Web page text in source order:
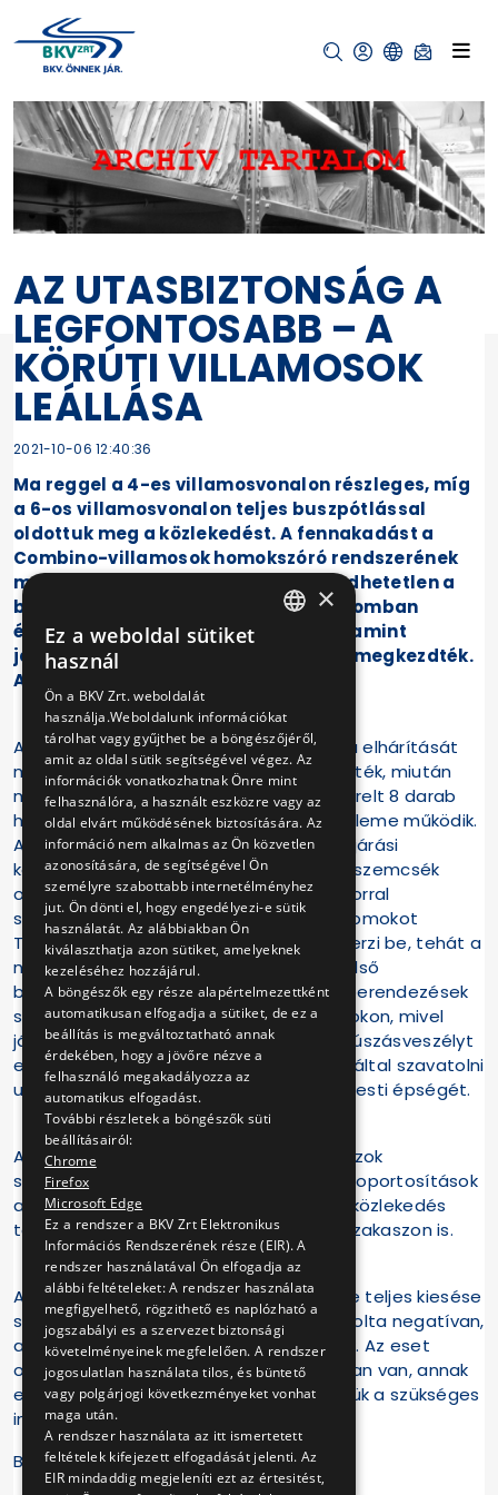
AZ UTASBIZTONSÁG A
LEGFONTOSABB – A
KÖRÚTI VILLAMOSOK
LEÁLLÁSA
2021-10-06 12:40:36
Ma reggel a 4-es villamosvonalon részleges, míg
a 6-os villamosvonalon teljes buszpótlással
oldottuk meg a közlekedést. A fennakadást a
Combino-villamosok homokszóró rendszerének
meghibásodása okozta, ami elengedhetetlen a
biztonságos közlekedéshez. A forgalomban
érintett járművek átvizsgálását, valamint
javításukat munkatársaink azonnal megkezdték.
A forgalom 12 órára helyreállt.
Az üzemképtelenség vizsgálatát, a hiba elhárítását
munkatársaink haladéktalanul megkezdték, miután
megállapították, hogy a járművekre szerelt 8 darab
homokszóró berendezés nem minden eleme működik.
A kiesést minden esetben a nedves időjárási
körülmények miatt összetapadt homokszemcsék
okozta eltömődés váltotta ki, melyet porral
szennyezett homok okozott. A fékezőhomokot
Társaságunk szerződött partnerétől szerzi be, tehát a
nem megfelelő minőségű homok is a külső
beszállítótól származik. A homokszóró berendezések
szerepe kiemelt jelentőségű a villamosokon, mivel
járművezetőink a síkos sínszálakon a csúszásveszélyt
ezzel az eszközzel tudják elkerülni és ezáltal szavatolni
utasaink biztonságos közlekedését és testi épségét.
A buszpótlás a csomóponti tartalékbuszok
szolgálatba helyezésével és vonali átcsoportosítások
alkalmazásával zajlott, így a közösségi közlekedés
továbbra is elérhető volt a nagykörúti szakaszon is.
A nagykörúti villamosok részleges, illetve teljes kiesése
számos utasunk közlekedését befolyásolta negatívan,
amiért ezúton szíves elnézésüket kérjük. Az eset
okainak részletes vizsgálata folyamatban van, annak
eredményének ismeretében megtesszük a szükséges
intézkedéseket.
BKV Zrt.
×
Ez a weboldal sütiket
használ
Ön a BKV Zrt. weboldalát
használja.Weboldalunk információkat
tárolhat vagy gyűjthet be a böngészőjéről,
amit az oldal sütik segítségével végez. Az
információk vonatkozhatnak Önre mint
felhasználóra, a használt eszközre vagy az
oldal elvárt működésének biztosítására. Az
információ nem alkalmas az Ön közvetlen
azonosítására, de segítségével Ön
személyre szabottabb internetélményhez
jut. Ön dönti el, hogy engedélyezi-e sütik
használatát. Az alábbiakban Ön
kiválaszthatja azon sütiket, amelyeknek
kezeléséhez hozzájárul.
A böngészők egy része alapértelmezettként
automatikusan elfogadja a sütiket, de ez a
beállítás is megváltoztatható annak
érdekében, hogy a jövőre nézve a
felhasználó megakadályozza az
automatikus elfogadást.
További részletek a böngészők süti
beállításairól:
Chrome
Firefox
Microsoft Edge
Ez a rendszer a BKV Zrt Elektronikus
Információs Rendszerének része (EIR). A
rendszer használatával Ön elfogadja az
alábbi feltételeket: A rendszer használata
megfigyelhető, rögzithető es naplózható a
jogszabályi es a szervezet biztonsági
követelményeinek megfelelően. A rendszer
jogosulatlan használata tilos, és büntető
vagy polgárjogi következményeket vonhat
maga után.
A rendszer használata az itt ismertetett
feltételek kifejezett elfogadását jelenti. Az
EIR mindaddig megjeleníti ezt az értesitést,